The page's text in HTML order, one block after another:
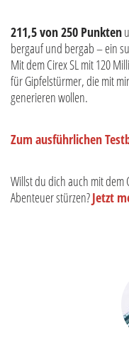
211,5 von 250 Punkten
bergauf und bergab – ein
Mit dem Cirex SL mit 120
für Gipfelstürmer, die mit
generieren wollen.
Zum ausführlichen
Willst du dich auch mit dem
Abenteuer stürzen?Jetzt